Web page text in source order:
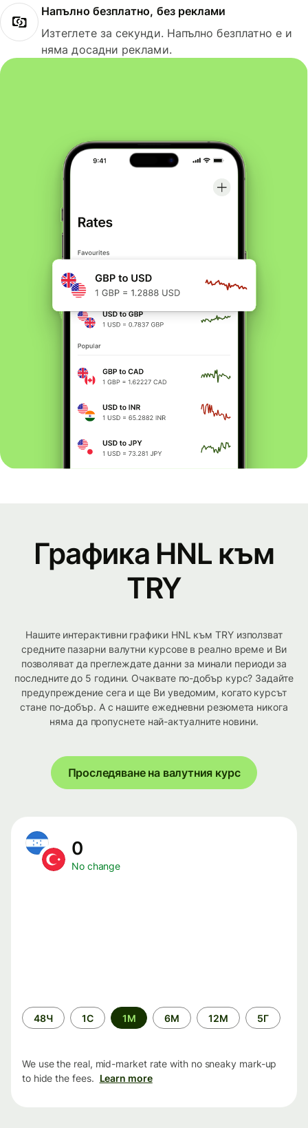
Напълно безплатно, без реклами
Изтеглете за секунди. Напълно безплатно е и
няма досадни реклами.
Графика HNL към
TRY
Нашите интерактивни графики HNL към TRY използват
средните пазарни валутни курсове в реално време и Ви
позволяват да преглеждате данни за минали периоди за
последните до 5 години. Очаквате по-добър курс? Задайте
предупреждение сега и ще Ви уведомим, когато курсът
стане по-добър. А с нашите ежедневни резюмета никога
няма да пропуснете най-актуалните новини.
Проследяване на валутния курс
0
No change
Time
period
48Ч 1С 1М 6М 12М 5Г
We use the real, mid-market rate with no sneaky mark-up
to hide the fees. Learn more